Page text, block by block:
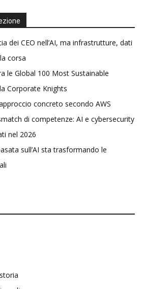
dei CEO nell’AI, ma infrastrutture, dati
corsa
le Global 100 Most Sustainable
Corporate Knights
concreto secondo AWS
di competenze: AI e cybersecurity
nel 2026
sull’AI sta trasformando le